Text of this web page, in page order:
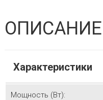
ОПИСАНИЕ
Характеристики
Мощность (Вт):